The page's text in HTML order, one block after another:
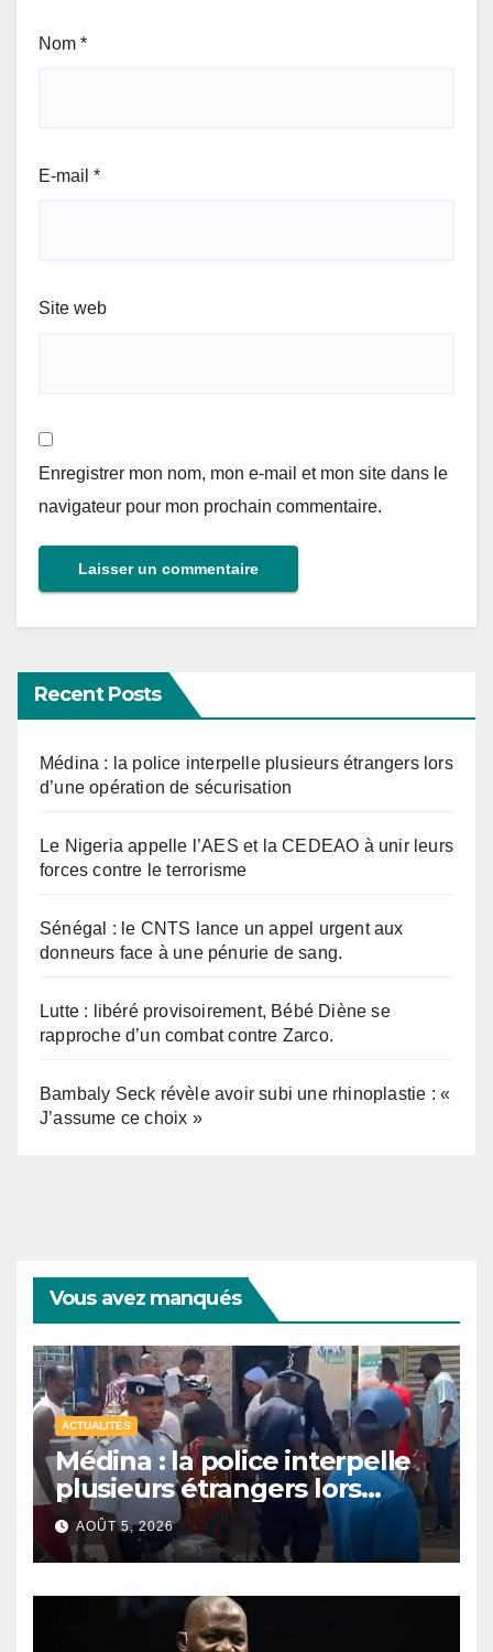
Nom *
E-mail *
Site web
Enregistrer mon nom, mon e-mail et mon site dans le
navigateur pour mon prochain commentaire.
Recent Posts
Médina : la police interpelle plusieurs étrangers lors
d’une opération de sécurisation
Le Nigeria appelle l’AES et la CEDEAO à unir leurs
forces contre le terrorisme
Sénégal : le CNTS lance un appel urgent aux
donneurs face à une pénurie de sang.
Lutte : libéré provisoirement, Bébé Diène se
rapproche d’un combat contre Zarco.
Bambaly Seck révèle avoir subi une rhinoplastie : «
J’assume ce choix »
Vous avez manqués
ACTUALITÉS
Médina : la police interpelle
plusieurs étrangers lors
d’une opération de
sécurisation
AOÛT 5, 2026